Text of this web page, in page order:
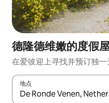
德隆德维嫩的度假
在爱彼迎上寻找并预订独
地点
如有搜索结果，请使用上下